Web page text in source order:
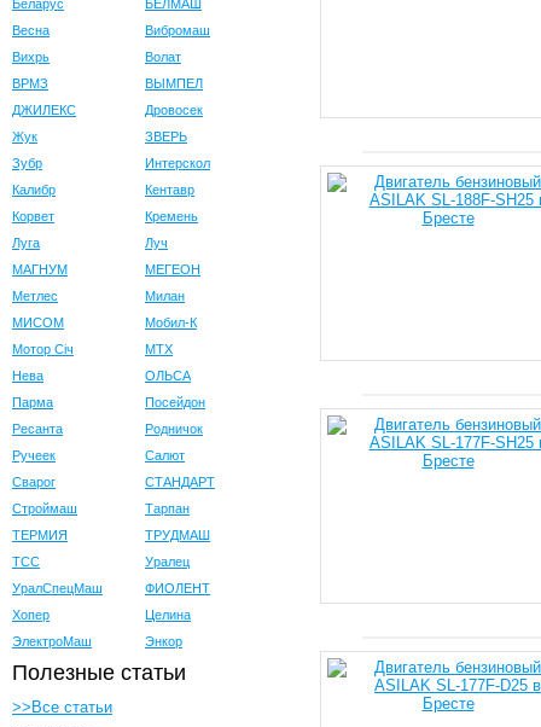
Беларус
БЕЛМАШ
Весна
Вибромаш
Вихрь
Волат
ВРМЗ
ВЫМПЕЛ
ДЖИЛЕКС
Дровосек
Жук
ЗВЕРЬ
Зубр
Интерскол
Калибр
Кентавр
Корвет
Кремень
Луга
Луч
МАГНУМ
МЕГЕОН
Метлес
Милан
МИСОМ
Мобил-К
Мотор Сiч
МТХ
Нева
ОЛЬСА
Парма
Посейдон
Ресанта
Родничок
Ручеек
Салют
Сварог
СТАНДАРТ
Строймаш
Тарпан
ТЕРМИЯ
ТРУДМАШ
ТСС
Уралец
УралСпецМаш
ФИОЛЕНТ
Хопер
Целина
ЭлектроМаш
Энкор
Полезные статьи
>>Все статьи